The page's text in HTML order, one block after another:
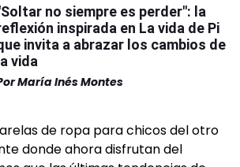
no siempre es perder": la
inspirada en La vida de Pi
invita a abrazar los cambios de
la vida
María Inés Montes
de ropa para chicos del otro
donde ahora disfrutan del